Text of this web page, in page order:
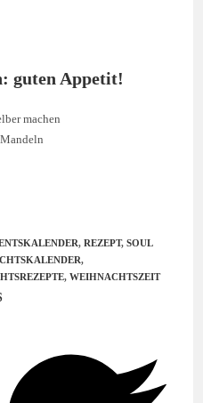
guten Appetit!
, REZEPT, SOUL
,
, WEIHNACHTSZEIT